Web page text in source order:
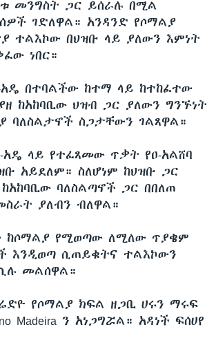
መንግስት ጋር ይሰራሉ በሚል
ገድለዋል። አንዳንድ የሶማልያ
ተልእኮው በህዝቡ ላይ ያለውን እምነት
ነበር።
በተባልችው ከተማ ላይ ከተከፈተው
ከአከባቢው ህዝብ ጋር ያለውን ግንኙነት
ባለስልታኖች ስጋታቸውን ገልጸዋል።
ላይ የተፈጸመው ጥቃት የዐ-አልሸባ
አይደለም። ስለሆነም ከህዝቡ ጋር
ባለስልጣኖች ጋር በበለጠ
ያለብን ብለዋል።
ከሶማልያ የሚወጣው ለሚለው ጥያቄም
እንዲወጣ ሲጠይቁትና ተልእኮውን
መልሰዋል።
የሶማልያ ክፍል ዘጋቢ ሀሩን ማሩፍ
Madeira ን አነጋግሯል። አዳነች ፍሰሀየ